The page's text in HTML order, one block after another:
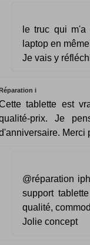
le truc qui
laptop en
Je vais y
i
tablette est
prix. Je
Merci
@réparation
support
qualité,
Jolie concept